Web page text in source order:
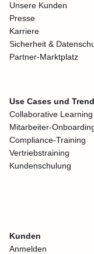
Unsere Kunden
Presse
Karriere
Sicherheit &
Partner-Marktplatz
Use Cases und
Collaborative Learning
Mitarbeiter-
Compliance-Training
Vertriebstraining
Kundenschulung
Kunden
Anmelden